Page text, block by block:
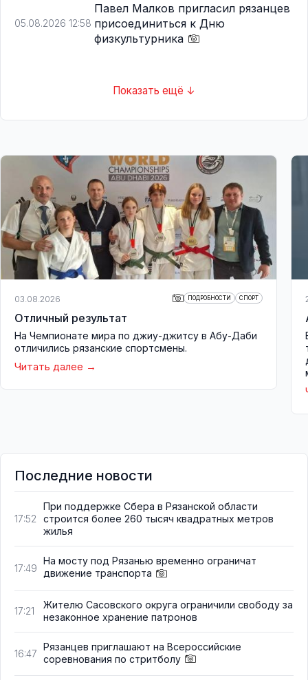
05.08.2026 12:58
Павел Малков пригласил рязанцев
присоединиться к Дню
физкультурника
Показать ещё ↓
03.08.2026 ПОДРОБНОСТИ СПОРТ
Отличный результат
На Чемпионате мира по джиу-джитсу в Абу-Даби
отличились рязанские спортсмены.
Читать далее
Последние новости
17:52
При поддержке Сбера в Рязанской области
строится более 260 тысяч квадратных метров
жилья
17:49
На мосту под Рязанью временно ограничат
движение транспорта
17:21
Жителю Сасовского округа ограничили свободу за
незаконное хранение патронов
16:47
Рязанцев приглашают на Всероссийские
соревнования по стритболу